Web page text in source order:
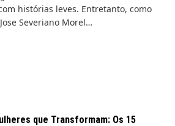
histórias leves. Entretanto, como
Severiano Morel…
que Transformam: Os 15